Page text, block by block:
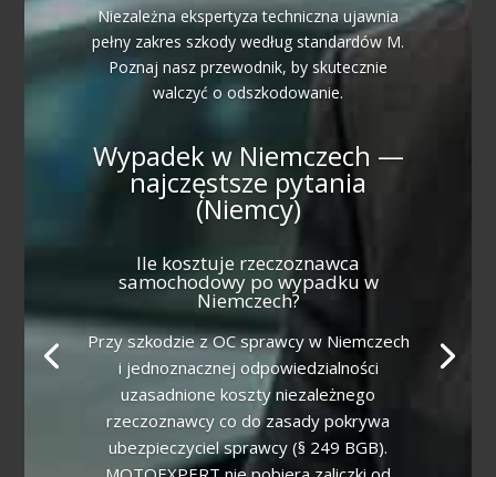
Niezależna ekspertyza techniczna ujawnia
pełny zakres szkody według standardów M.
Poznaj nasz przewodnik, by skutecznie
walczyć o odszkodowanie.
Wypadek w Niemczech —
najczęstsze pytania
(Niemcy)
Ile kosztuje rzeczoznawca
samochodowy po wypadku w
Niemczech?
Przy szkodzie z OC sprawcy w Niemczech
i jednoznacznej odpowiedzialności
uzasadnione koszty niezależnego
rzeczoznawcy co do zasady pokrywa
ubezpieczyciel sprawcy (§ 249 BGB).